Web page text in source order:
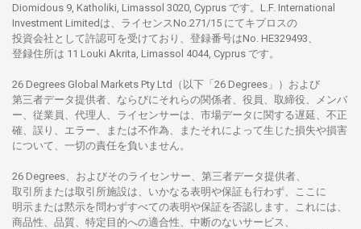
Diomidous 9, Katholiki, Limassol 3020, Cyprus です。L.F. International
Investment Limitedは、 ライセンスNo.271/15 にてキプロスの
投資会社として許認可を受けており、 登録番号はNo. HE329493、
登録住所は 11 Louki Akrita, Limassol 4044, Cyprus です。
26 Degrees Global Markets Pty Ltd（以下「26 Degrees」） および
第三者データ提供者、ならびにそれらの関係者、役員、取締役、メンバ
ー、従業員、代理人、ライセンサーは、 市場データに関する遅延、不正
確、誤り、エラー、
または不作為、 またそれによって生じた損失や損害
について、 一切の責任を負いません。
26 Degrees、 およびそのライセンサー、 第三者データ提供者、
取引所または取引所施設は、いかなる表明や保証も行わず、 ここに
明示または黙示を 問わずすべての表明や保証を否認し ます。 これには、
商品性、品質、 特定目的への適合性、 中断のないサービス、